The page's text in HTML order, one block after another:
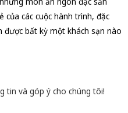
các cuộc hành trình, đặc
bất kỳ một khách sạn nào
tin và góp ý cho chúng tôi!